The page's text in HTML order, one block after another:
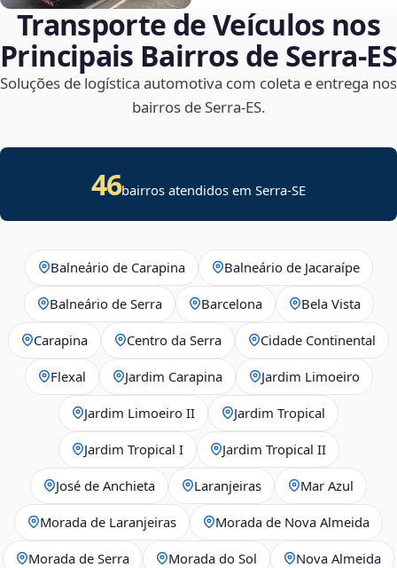
Transporte de Veículos nos
Principais Bairros de Serra‑ES
Soluções de logística automotiva com coleta e entrega nos
bairros de Serra‑ES.
46bairros atendidos emSerra-SE
Balneário de Carapina Balneário de Jacaraípe
Balneário de Serra Barcelona Bela Vista
Carapina Centro da Serra Cidade Continental
Flexal Jardim Carapina Jardim Limoeiro
Jardim Limoeiro II Jardim Tropical
Jardim Tropical I Jardim Tropical II
José de Anchieta Laranjeiras Mar Azul
Morada de Laranjeiras Morada de Nova Almeida
Morada de Serra Morada do Sol Nova Almeida